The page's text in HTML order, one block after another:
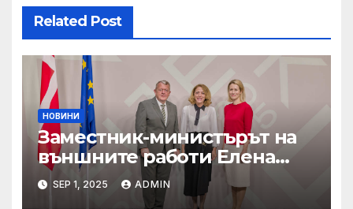
Related Post
НОВИНИ
Заместник-министърът на
външните работи Елена
Шекерлетова участва в
неформалната среща на
SEP 1, 2025 ADMIN